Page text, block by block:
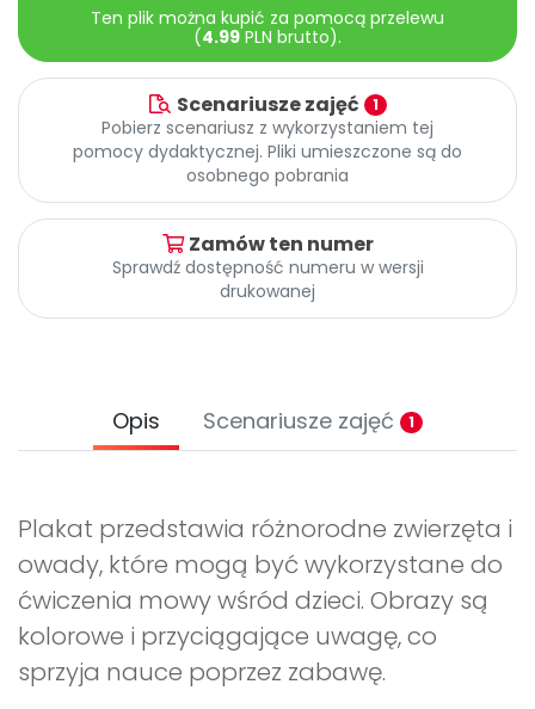
Promocje
Ten plik można kupić za pomocą przelewu
(4.99 PLN brutto).
Scenariusze zajęć 1
Pobierz scenariusz z wykorzystaniem tej
pomocy dydaktycznej. Pliki umieszczone są do
osobnego pobrania
Zamów ten numer
Sprawdź dostępność numeru w wersji
drukowanej
Opis Scenariusze zajęć 1
Plakat przedstawia różnorodne zwierzęta i
owady, które mogą być wykorzystane do
ćwiczenia mowy wśród dzieci. Obrazy są
kolorowe i przyciągające uwagę, co
sprzyja nauce poprzez zabawę.